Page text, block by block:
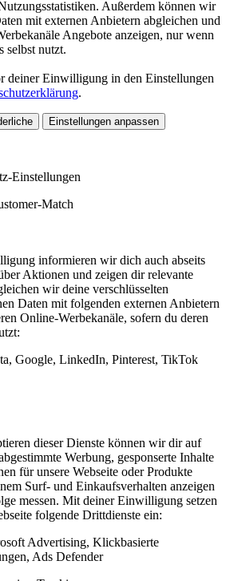
Außerdem können wir
mit externen Anbietern abgleichen und
Angebote anzeigen, nur wenn
selbst nutzt.
deiner Einwilligung in den Einstellungen
.
Einstellungen anpassen
Einstellungen
Match
informieren wir dich auch abseits
Aktionen und zeigen dir relevante
wir deine verschlüsselten
Daten mit folgenden externen Anbietern
Online-Werbekanäle, sofern du deren
Google, LinkedIn, Pinterest, TikTok
dieser Dienste können wir dir auf
Werbung, gesponserte Inhalte
für unsere Webseite oder Produkte
Surf- und Einkaufsverhalten anzeigen
messen. Mit deiner Einwilligung setzen
folgende Drittdienste ein:
Advertising, Klickbasierte
Ads Defender